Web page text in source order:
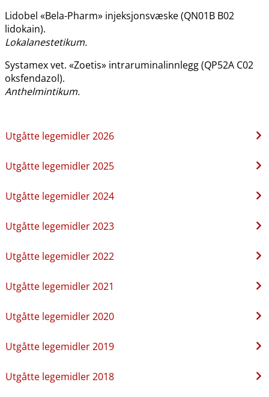
Lidobel «Bela-Pharm» injeksjonsvæske (QN01B B02
lidokain).
Lokalanestetikum.
Systamex vet. «Zoetis» intraruminalinnlegg (QP52A C02
oksfendazol).
Anthelmintikum.
Utgåtte legemidler 2026
Utgåtte legemidler 2025
Utgåtte legemidler 2024
Utgåtte legemidler 2023
Utgåtte legemidler 2022
Utgåtte legemidler 2021
Utgåtte legemidler 2020
Utgåtte legemidler 2019
Utgåtte legemidler 2018